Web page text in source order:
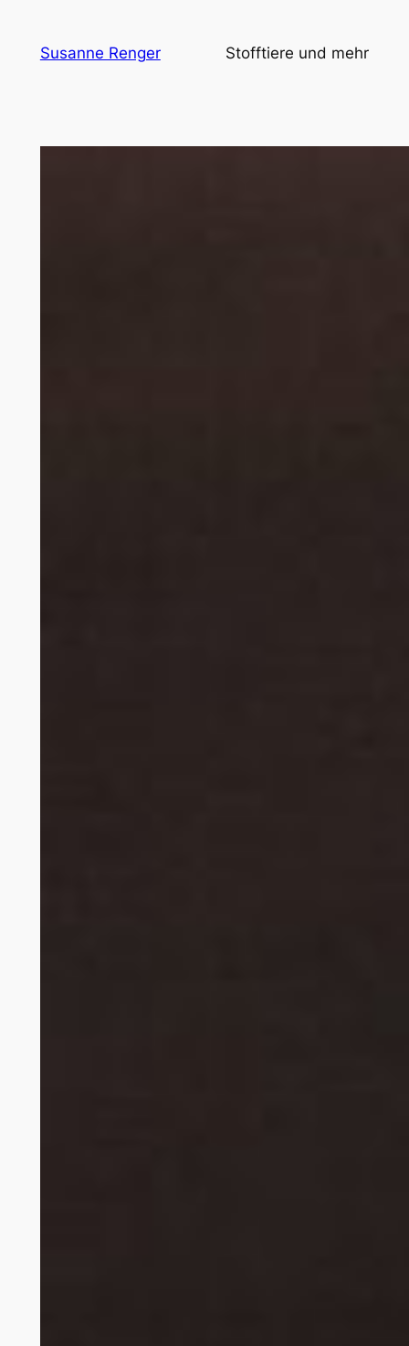
Inhalt
springen
Susanne Renger Stofftiere und mehr